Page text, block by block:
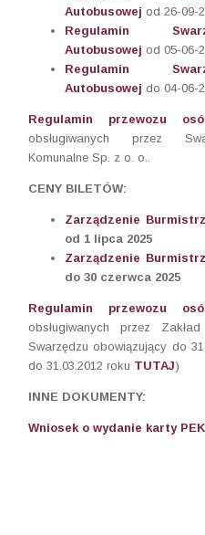
Autobusowej od 26-09-
Regulamin
Autobusowej od 05-06-
Regulamin
Autobusowej do 04-06-
Regulamin przewozu
obsługiwanych przez
Komunalne Sp. z o. o..
CENY BILETÓW:
Zarządzenie
od 1 lipca 2025
Zarządzenie
do 30 czerwca 2025
Regulamin przewozu
obsługiwanych przez
Swarzędzu obowiązujący do
do 31.03.2012 roku TUTAJ)
INNE DOKUMENTY:
Wniosek o wydanie karty